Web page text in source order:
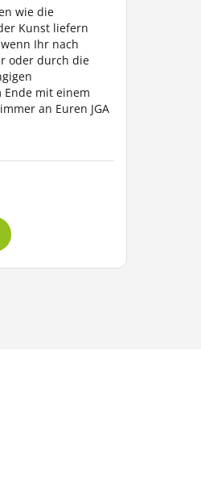
wie die
Kunst liefern
Ihr nach
oder durch die
mit einem
an Euren JGA